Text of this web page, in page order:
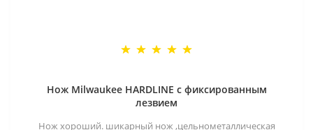
Нож Milwaukee HARDLINE с фиксированным
лезвием
Нож хороший. шикарный нож ,цельнометаллическая